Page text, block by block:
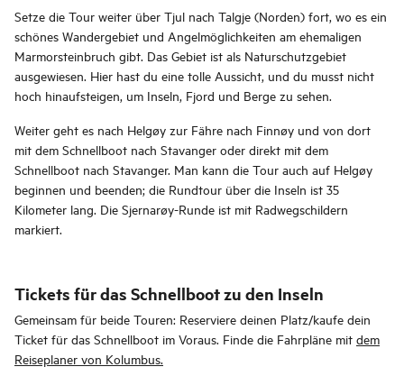
Setze die Tour weiter über Tjul nach Talgje (Norden) fort, wo es ein
schönes Wandergebiet und Angelmöglichkeiten am ehemaligen
Marmorsteinbruch gibt. Das Gebiet ist als Naturschutzgebiet
ausgewiesen. Hier hast du eine tolle Aussicht, und du musst nicht
hoch hinaufsteigen, um Inseln, Fjord und Berge zu sehen.
Weiter geht es nach Helgøy zur Fähre nach Finnøy und von dort
mit dem Schnellboot nach Stavanger oder direkt mit dem
Schnellboot nach Stavanger. Man kann die Tour auch auf Helgøy
beginnen und beenden; die Rundtour über die Inseln ist 35
Kilometer lang. Die Sjernarøy-Runde ist mit Radwegschildern
markiert.
Tickets für das Schnellboot zu den Inseln
Gemeinsam für beide Touren: Reserviere deinen Platz/kaufe dein
Ticket für das Schnellboot im Voraus. Finde die Fahrpläne mit dem
Reiseplaner von Kolumbus.